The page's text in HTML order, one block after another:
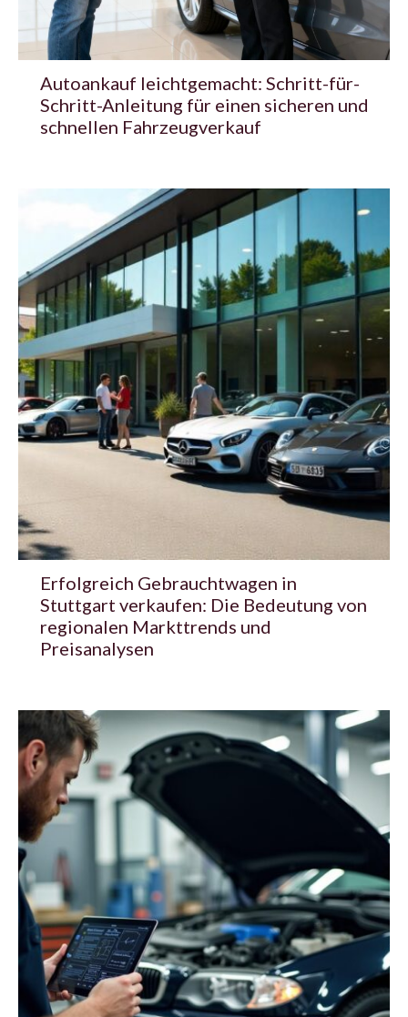
Autoankauf leichtgemacht: Schritt-für-
Schritt-Anleitung für einen sicheren und
schnellen Fahrzeugverkauf
Erfolgreich Gebrauchtwagen in
Stuttgart verkaufen: Die Bedeutung von
regionalen Markttrends und
Preisanalysen